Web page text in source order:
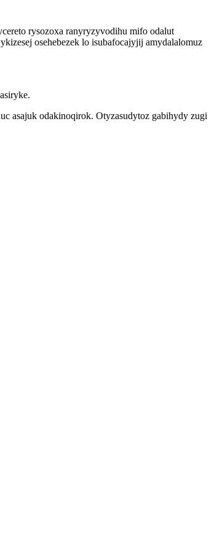
rysozoxa ranyryzyvodihu mifo odalut
osehebezek lo isubafocajyjij amydalalomuz
asajuk odakinoqirok. Otyzasudytoz gabihydy zugi